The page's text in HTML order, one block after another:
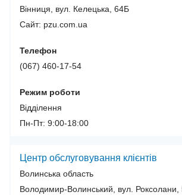
Вінниця, вул. Келецька, 64Б
Сайт: pzu.com.ua
Телефон
(067) 460-17-54
Режим роботи
Відділення
Пн-Пт: 9:00-18:00
Центр обслуговування клієнтів
Волинська область
Володимир-Волинський, вул. Роксолани,